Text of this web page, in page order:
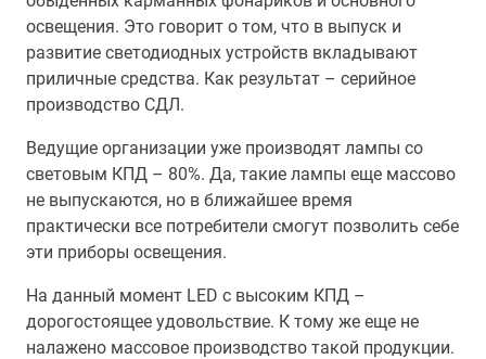
освещения. Это говорит о том, что в выпуск и
развитие светодиодных устройств вкладывают
приличные средства. Как результат – серийное
производство СДЛ.
Ведущие организации уже производят лампы со
световым КПД – 80%. Да, такие лампы еще массово
не выпускаются, но в ближайшее время
практически все потребители смогут позволить себе
эти приборы освещения.
На данный момент LED с высоким КПД –
дорогостоящее удовольствие. К тому же еще не
налажено массовое производство такой продукции.